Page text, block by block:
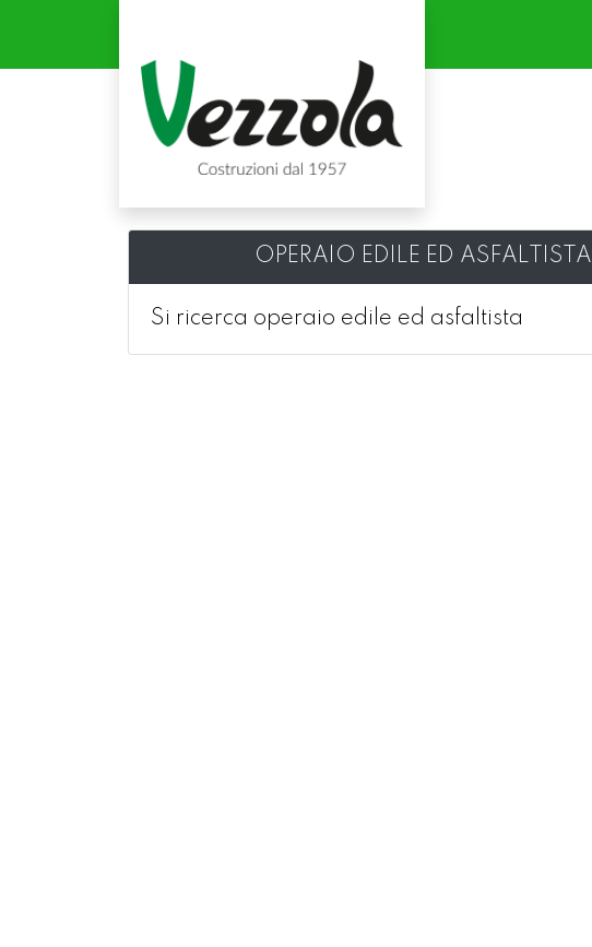
OPERAIO EDILE ED ASFALTISTA
Si ricerca operaio edile ed asfaltista